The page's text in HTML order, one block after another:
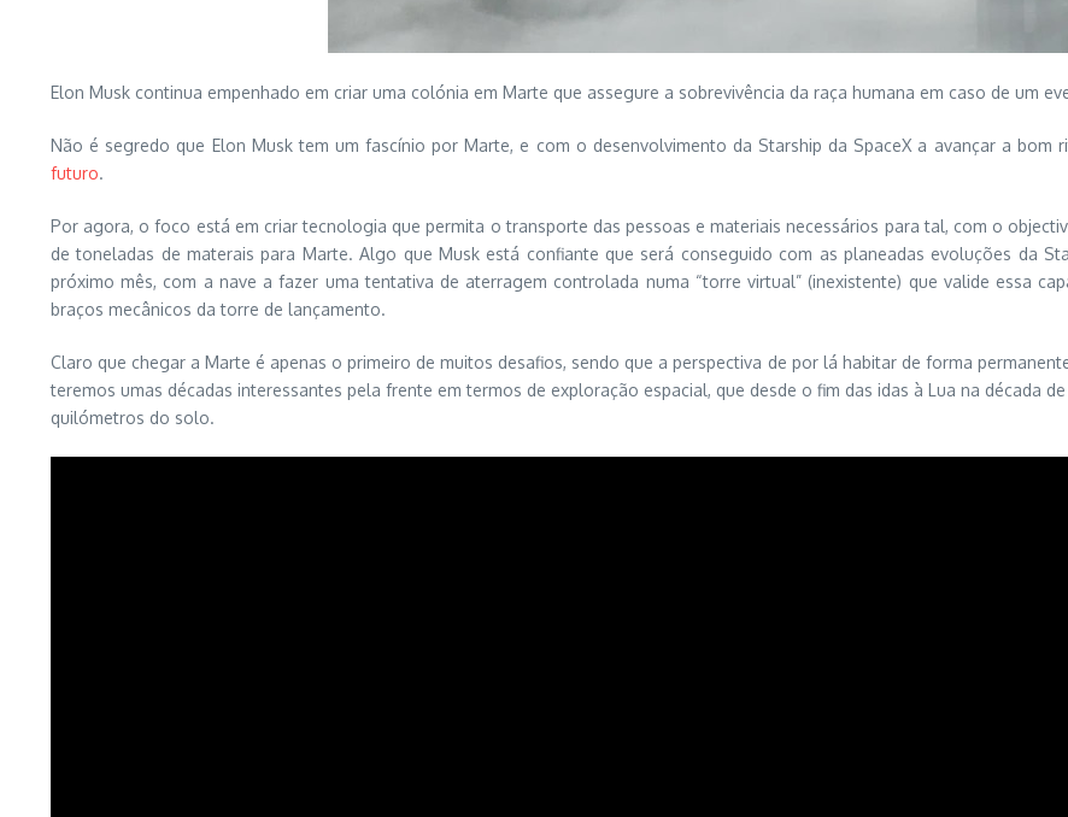
Elon Musk continua empenhado em criar uma colónia em Marte que assegure a sobrevivência da raça humana em caso de um
Não é segredo que Elon Musk tem um fascínio por Marte, e com o desenvolvimento da Starship da SpaceX a avançar a bom
futuro.
Por agora, o foco está em criar tecnologia que permita o transporte das pessoas e materiais necessários para tal, com o
de toneladas de materais para Marte. Algo que Musk está confiante que será conseguido com as planeadas evoluções da
próximo mês, com a nave a fazer uma tentativa de aterragem controlada numa “torre virtual” (inexistente) que valide essa
braços mecânicos da torre de lançamento.
Claro que chegar a Marte é apenas o primeiro de muitos desafios, sendo que a perspectiva de por lá habitar de forma
teremos umas décadas interessantes pela frente em termos de exploração espacial, que desde o fim das idas à Lua na década
quilómetros do solo.